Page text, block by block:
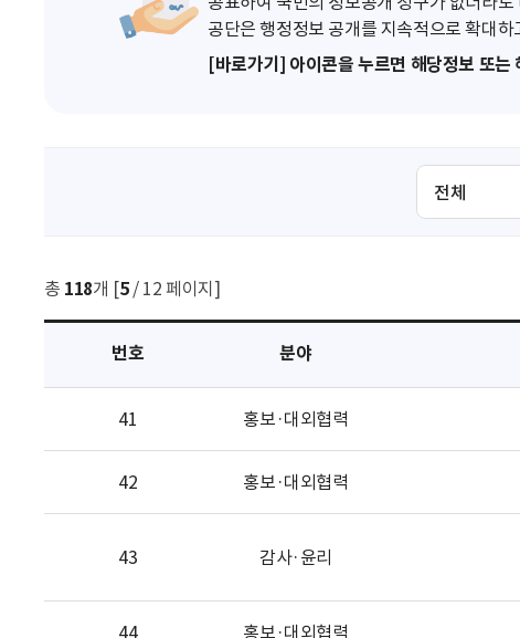
공단은 행정정보 공개를 지속적으로 확대
[바로가기] 아이콘을 누르면 해당정보 또는
총 118개 [5/ 12 페이지]
번호 분야
41 홍보·대외협력
42 홍보·대외협력
43 감사·윤리
44 홍보·대외협력